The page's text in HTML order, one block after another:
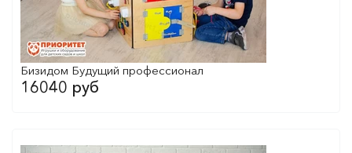
Бизидом Будущий профессионал
16040 руб